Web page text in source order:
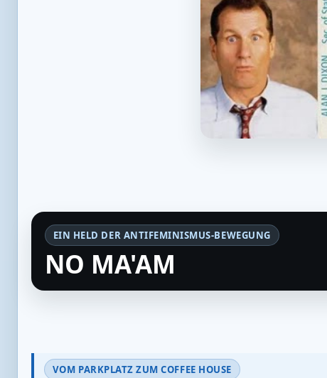
EIN HELD DER ANTIFEMINISMUS-BEWEGUNG
NO MA'AM
VOM PARKPLATZ ZUM COFFEE HOUSE